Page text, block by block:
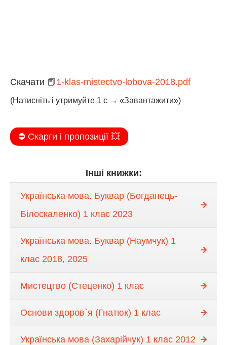
Скачати 📕 1-klas-mistectvo-lobova-2018.pdf
(Натисніть і утримуйте 1 с → «Завантажити»)
⛔️ Скарги і пропозиції 💥
Інші книжки:
Українська мова. Буквар (Богданець-
Білоскаленко) 1 клас 2023
Українська мова. Буквар (Наумчук) 1
клас 2018, 2025
Мистецтво (Стеценко) 1 клас
Основи здоров`я (Гнатюк) 1 клас
Українська мова (Захарійчук) 1 клас 2012